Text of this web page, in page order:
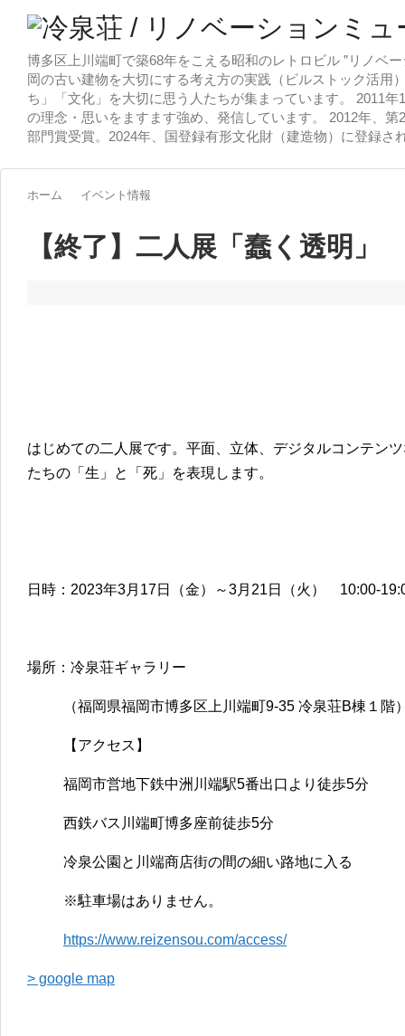
博多区上川端町で築68年をこえる昭和のレトロビル ”リノベ
岡の古い建物を大切にする考え方の実践（ビルストック活用
ち」「文化」を大切に思う人たちが集まっています。 2011
の理念・思いをますます強め、発信しています。 2012年、
部門賞受賞。2024年、国登録有形文化財（建造物）に登録さ
ホーム イベント情報
【終了】二人展「蠢く透明」
はじめての二人展です。平面、立体、デジタルコンテン
たちの「生」と「死」を表現します。
日時：2023年3月17日（金）～3月21日（火） 10:00-
場所：冷泉荘ギャラリー
（福岡県福岡市博多区上川端町9-35 冷泉荘B棟１階
【アクセス】
福岡市営地下鉄中洲川端駅5番出口より徒歩5分
西鉄バス川端町博多座前徒歩5分
冷泉公園と川端商店街の間の細い路地に入る
※駐車場はありません。
https://www.reizensou.com/access/
> google map